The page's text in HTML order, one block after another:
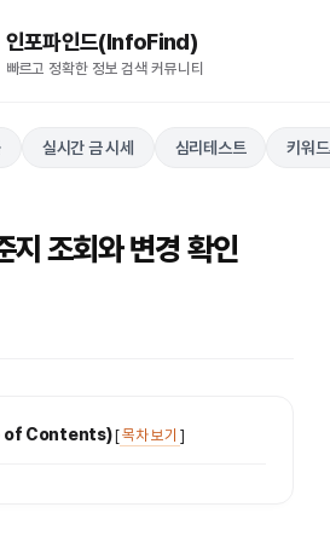
인포파인드(InfoFind)​​​​
빠르고 정확한 정보 검색 커뮤니티
실시간 금 시세 심리테스트 키워
지 조회와 변경 확인
of Contents)[목차 보기 ]